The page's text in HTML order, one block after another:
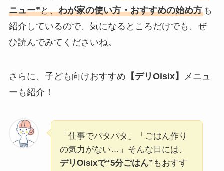
ニュー”と、わが家の使い方・おすすめの始め方も
紹介しているので、気になるところだけでも、ぜ
ひ読んでみてくださいね。
さらに、子ども向けおすすめ 【デリOisix】
メニュ
ーも紹介！
「仕事でバタバタ」「ごはん作り
の気力がない…」そんな日には、
デリOisixで“5分ごはん” もおすす